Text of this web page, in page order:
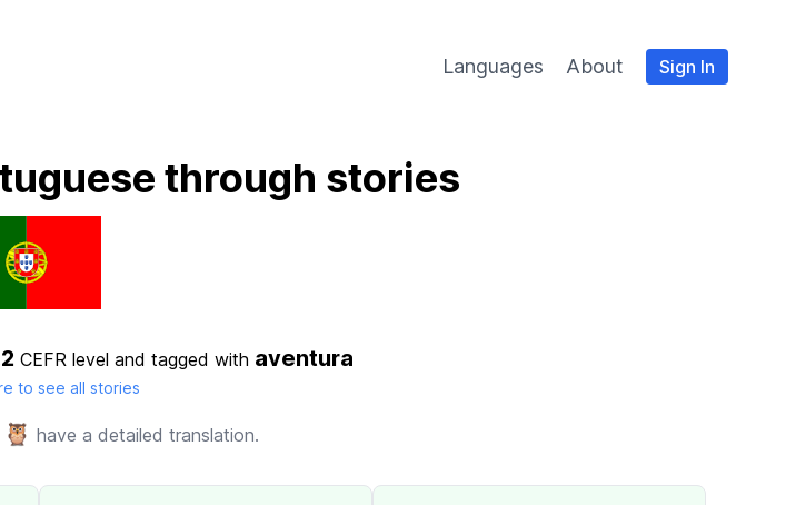
Languages About Sign In
through stories
CEFR level and tagged with aventura
to see all stories
🦉 have a detailed translation.